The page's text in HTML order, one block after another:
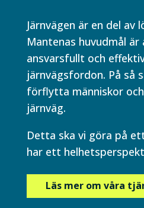
Järnvägen är en del av
Mantenas huvudmål
ansvarsfullt och
järnvägsfordon. På så
förflytta människor
järnväg.
Detta ska vi göra på
har ett
Läs mer om våra